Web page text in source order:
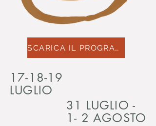
SCARICA IL PROGRAMMA
17-18-19
LUGLIO
31 LUGLIO -
1- 2 AGOSTO